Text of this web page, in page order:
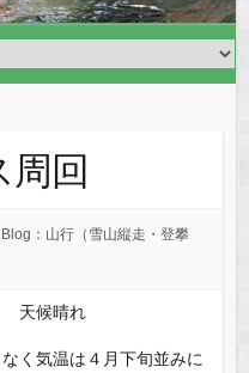
周回
：山行（雪山縦走・登攀
天候晴れ
く気温は４月下旬並みに